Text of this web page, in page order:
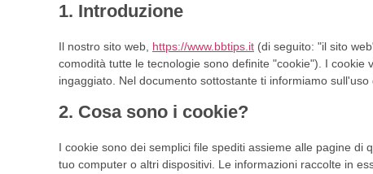
1. Introduzione
Il nostro sito web, https://www.bbtips.it (di seguito: "il sito
comodità tutte le tecnologie sono definite "cookie"). I
ingaggiato. Nel documento sottostante ti informiamo sull'uso
2. Cosa sono i cookie?
I cookie sono dei semplici file spediti assieme alle pagine di
tuo computer o altri dispositivi. Le informazioni raccolte in